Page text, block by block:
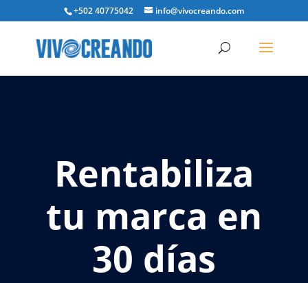
+502 40775042 info@vivocreando.com
Rentabiliza
tu marca en
30 días